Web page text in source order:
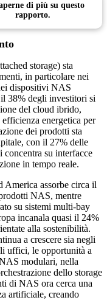
di più su questo
rapporto.
storage) sta
in particolare nei
dispositivi NAS
38% degli investitori si
del cloud ibrido,
energetica per
dei prodotti sta
con il 27% delle
concentra su interfacce
in tempo reale.
assorbe circa il
NAS, mentre
su sistemi multi-bay
incanala quasi il 24%
alla sostenibilità.
a crescere sia negli
uffici, le opportunità a
modulari, nella
dello storage
di NAS ora cerca una
artificiale, creando